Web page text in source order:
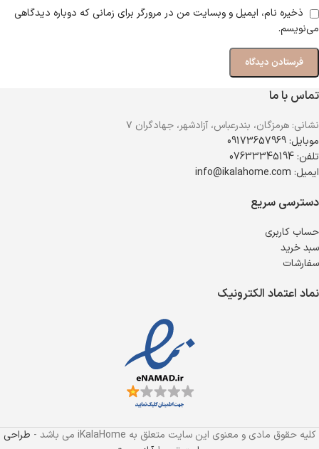
ذخیره نام، ایمیل و وبسایت من در مرورگر برای زمانی که دوباره دیدگاهی
می‌نویسم.
تماس با ما
نشانی: هرمزگان، بندرعباس، آزادشهر، جهادگران ۷
موبایل: 09173657969
تلفن: 07633345194
ایمیل: info@ikalahome.com
دسترسی سریع
حساب کاربری
سبد خرید
سفارشات
نماد اعتماد الکترونیک
کلیه حقوق مادی و معنوی این سایت متعلق به iKalaHome می باشد -
طراحی